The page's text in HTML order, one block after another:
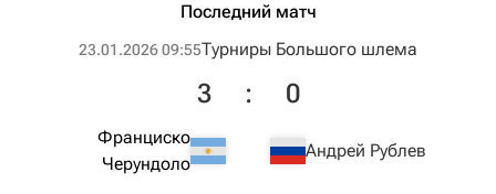
Последний матч
23.01.2026 09:55Турниры Большого шлема
Франциско
Черундоло
3 : 0
Андрей Рублев